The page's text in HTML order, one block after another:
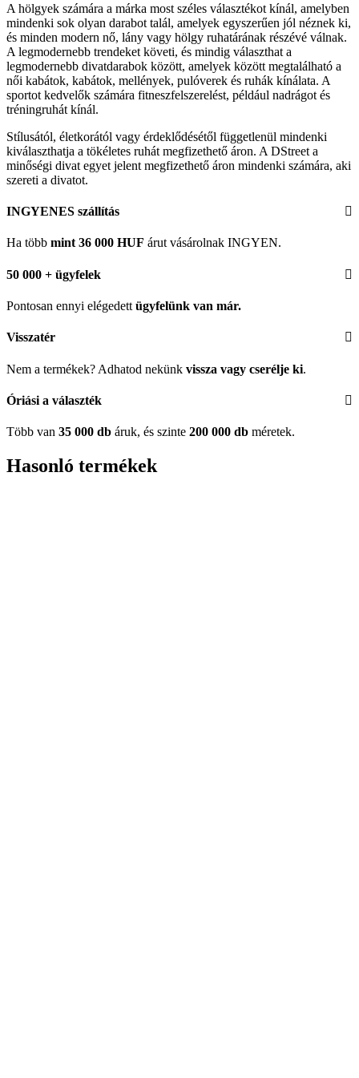
A hölgyek számára a márka most széles választékot kínál, amelyben
mindenki sok olyan darabot talál, amelyek egyszerűen jól néznek ki,
és minden modern nő, lány vagy hölgy ruhatárának részévé válnak.
A legmodernebb trendeket követi, és mindig választhat a
legmodernebb divatdarabok között, amelyek között megtalálható a
női kabátok, kabátok, mellények, pulóverek és ruhák kínálata. A
sportot kedvelők számára fitneszfelszerelést, például nadrágot és
tréningruhát kínál.
Stílusától, életkorától vagy érdeklődésétől függetlenül mindenki
kiválaszthatja a tökéletes ruhát megfizethető áron. A DStreet a
minőségi divat egyet jelent megfizethető áron mindenki számára, aki
szereti a divatot.
INGYENES szállítás
Ha több mint 36 000 HUF árut vásárolnak INGYEN.
50 000 + ügyfelek
Pontosan ennyi elégedett ügyfelünk van már.
Visszatér
Nem a termékek? Adhatod nekünk vissza vagy cserélje ki.
Óriási a választék
Több van 35 000 db áruk, és szinte 200 000 db méretek.
Hasonló termékek